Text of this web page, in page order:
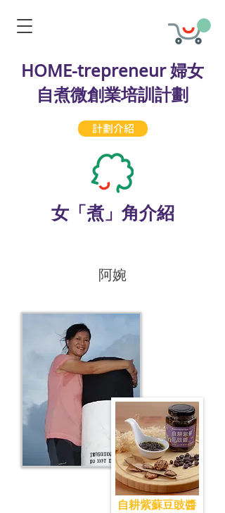
HOME-trepreneur 婦女
自煮微創業培訓計劃
計劃介紹
女「煮」角介紹
阿婉
自耕紫蘇豆豉醬